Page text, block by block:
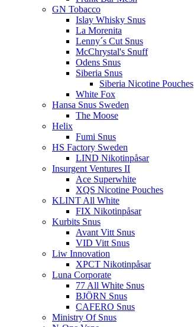
GN Tobacco
Islay Whisky Snus
La Morenita
Lenny´s Cut Snus
McChrystal's Snuff
Odens Snus
Siberia Snus
Siberia Nicotine Pouches
White Fox
Hansa Snus Sweden
The Moose
Helix
Fumi Snus
HS Factory Sweden
LIND Nikotinpåsar
Insurgent Ventures II
Ace Superwhite
XQS Nicotine Pouches
KLINT All White
FIX Nikotinpåsar
Kurbits Snus
Avant Vitt Snus
VID Vitt Snus
Liw Innovation
XPCT Nikotinpåsar
Luna Corporate
77 All White Snus
BJÖRN Snus
CAFERO Snus
Ministry Of Snus